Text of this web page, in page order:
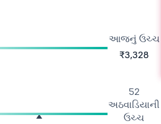
આજનું ઉચ્ચ
₹3,328
52
અઠવાડિયાની
ઉચ્ચ